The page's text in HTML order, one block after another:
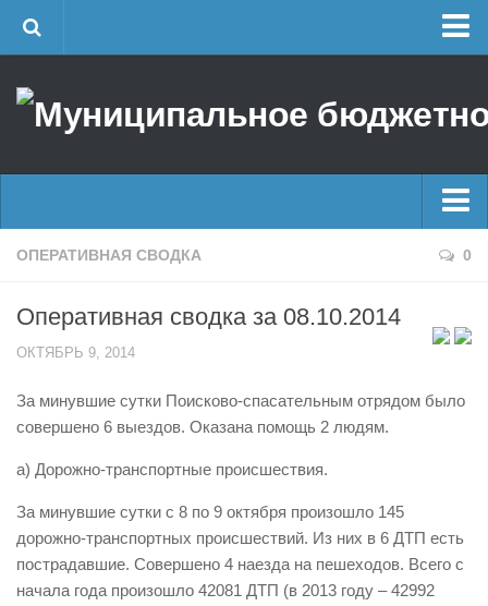
Об учреждении
Районные УГЗ
Поисково-спасательный отряд г. Уфы
Центр размещения пострадавших
Отчеты о реализации муниципальных программ
История
Виды деятельности
Оказание платных образовательных услуг
Главные новости
Оперативная сводка
Половодье
ОПЕРАТИВНАЯ СВОДКА 0
Оперативная сводка за 08.10.2014
ОКТЯБРЬ 9, 2014
За минувшие сутки Поисково-спасательным отрядом было
совершено 6 выездов. Оказана помощь 2 людям.
а) Дорожно-транспортные происшествия.
За минувшие сутки с 8 по 9 октября произошло 145
дорожно-транспортных происшествий. Из них в 6 ДТП есть
пострадавшие. Совершено 4 наезда на пешеходов. Всего с
начала года произошло 42081 ДТП (в 2013 году – 42992